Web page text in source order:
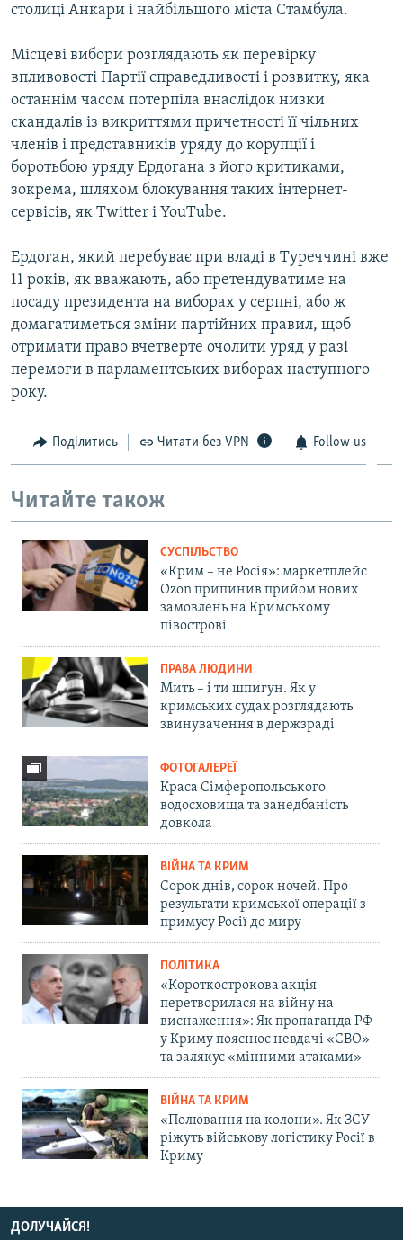
столиці Анкари і найбільшого міста Стамбула.
Місцеві вибори розглядають як перевірку
впливовості Партії справедливості і розвитку, яка
останнім часом потерпіла внаслідок низки
скандалів із викриттями причетності її чільних
членів і представників уряду до корупції і
боротьбою уряду Ердогана з його критиками,
зокрема, шляхом блокування таких інтернет-
сервісів, як Twitter і YouTube.
Ердоган, який перебуває при владі в Туреччині вже
11 років, як вважають, або претендуватиме на
посаду президента на виборах у серпні, або ж
домагатиметься зміни партійних правил, щоб
отримати право вчетверте очолити уряд у разі
перемоги в парламентських виборах наступного
року.
Поділитись Читати без VPN Follow us
Читайте також
СУСПІЛЬСТВО
«Крим – не Росія»: маркетплейс
Ozon припинив прийом нових
замовлень на Кримському
півострові
ПРАВА ЛЮДИНИ
Мить – і ти шпигун. Як у
кримських судах розглядають
звинувачення в держзраді
ФОТОГАЛЕРЕЇ
Краса Сімферопольського
водосховища та занедбаність
довкола
ВІЙНА ТА КРИМ
Сорок днів, сорок ночей. Про
результати кримської операції з
примусу Росії до миру
ПОЛІТИКА
«Короткострокова акція
перетворилася на війну на
виснаження»: Як пропаганда РФ
у Криму пояснює невдачі «СВО»
та залякує «мінними атаками»
ВІЙНА ТА КРИМ
«Полювання на колони». Як ЗСУ
ріжуть військову логістику Росії в
Криму
ДОЛУЧАЙСЯ!